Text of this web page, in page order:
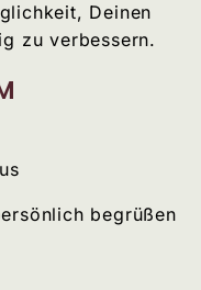
Deinen
zu verbessern.
begrüßen